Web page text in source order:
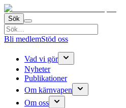
Sök
Bli medlemStöd oss
Vad vi gör
Nyheter
Publikationer
Om kärnvapen
Om oss